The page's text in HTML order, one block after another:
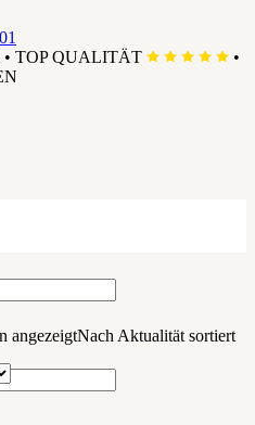
• TOP QUALITÄT
•
angezeigtNach Aktualität sortiert